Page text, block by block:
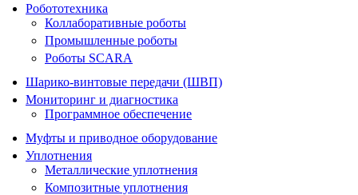
Робототехника
Коллаборативные роботы
Промышленные роботы
Роботы SCARA
Шарико-винтовые передачи (ШВП)
Мониторинг и диагностика
Программное обеспечение
Муфты и приводное оборудование
Уплотнения
Металлические уплотнения
Композитные уплотнения